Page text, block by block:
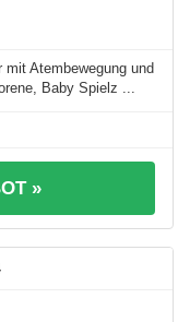
Atembewegung und
Baby Spielz ...
»